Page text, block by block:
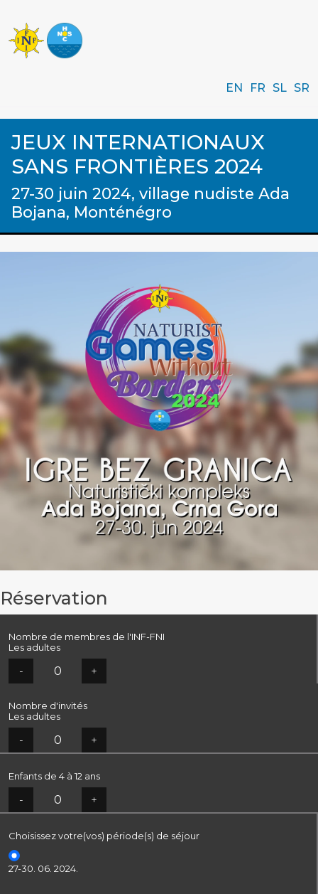
EN FR SL SR
JEUX INTERNATIONAUX
SANS FRONTIÈRES 2024
27-30 juin 2024, village nudiste Ada
Bojana, Monténégro
Réservation
Nombre de membres de l'INF-FNI
Les adultes
- +
Nombre d'invités
Les adultes
- +
Enfants de 4 à 12 ans
- +
Choisissez votre(vos) période(s) de séjour
27-30. 06. 2024.